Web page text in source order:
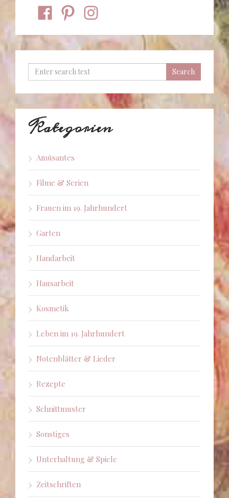
facebookpinterestinstagram
Kategorien
Amüsantes
Filme & Serien
Frauen im 19. Jahrhundert
Garten
Handarbeit
Hausarbeit
Kosmetik
Leben im 19. Jahrhundert
Notenblätter & Lieder
Rezepte
Schnittmuster
Sonstiges
Unterhaltung & Spiele
Zeitschriften